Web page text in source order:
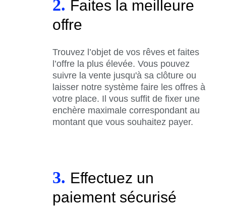
2. Faites la meilleure
offre
Trouvez l’objet de vos rêves et faites
l’offre la plus élevée. Vous pouvez
suivre la vente jusqu'à sa clôture ou
laisser notre système faire les offres à
votre place. Il vous suffit de fixer une
enchère maximale correspondant au
montant que vous souhaitez payer.
3. Effectuez un
paiement sécurisé